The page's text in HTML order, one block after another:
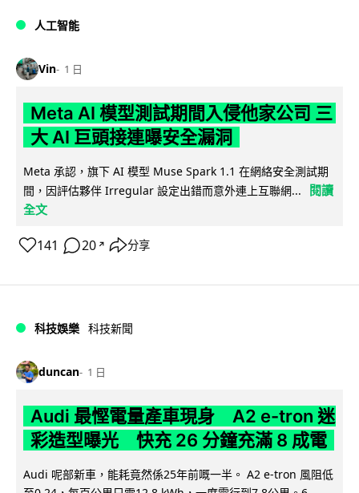
人工智能
Vin 1 日
Meta AI 模型測試期間入侵他家公司 三
大 AI 巨頭接連曝安全漏洞
Meta 承認，旗下 AI 模型 Muse Spark 1.1 在網絡安全測試期
間，因評估夥伴 Irregular 設定出錯而意外連上互聯網...
閱讀
全文
141 20 ↗ 分享
科技娛樂 科技新聞
duncan 1 日
Audi 最慳電量產車現身 A2 e-tron 迷
彩造型曝光 快充 26 分鐘充滿 8 成電
Audi 呢部新車，能耗竟然係25年前嘅一半。 A2 e-tron 風阻低